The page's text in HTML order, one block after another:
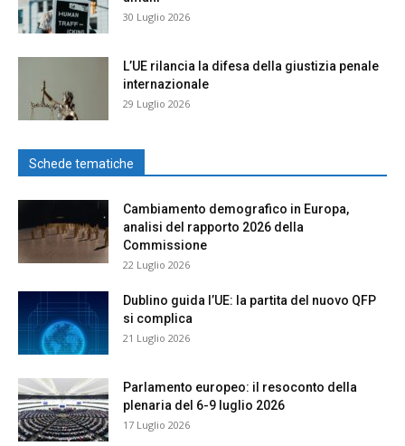
30 Luglio 2026
L’UE rilancia la difesa della giustizia penale
internazionale
29 Luglio 2026
Schede tematiche
Cambiamento demografico in Europa,
analisi del rapporto 2026 della
Commissione
22 Luglio 2026
Dublino guida l’UE: la partita del nuovo QFP
si complica
21 Luglio 2026
Parlamento europeo: il resoconto della
plenaria del 6-9 luglio 2026
17 Luglio 2026